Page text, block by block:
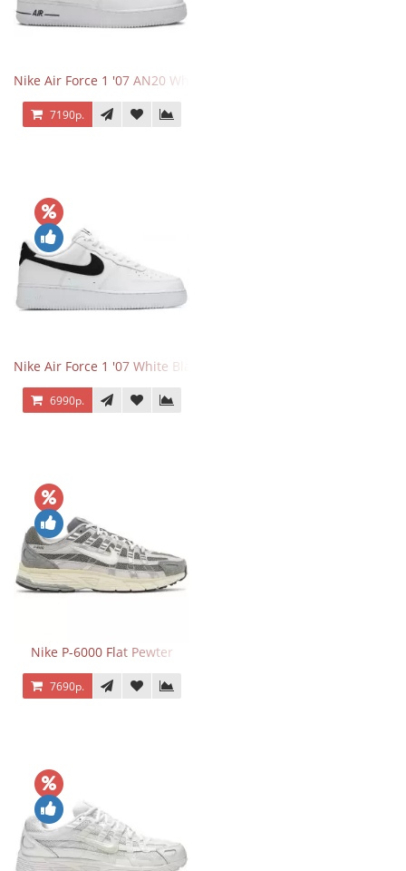
Nike Air Force 1 '07 AN20 White Black
7190р.
Nike Air Force 1 '07 White Black
6990р.
Nike P-6000 Flat Pewter
7690р.